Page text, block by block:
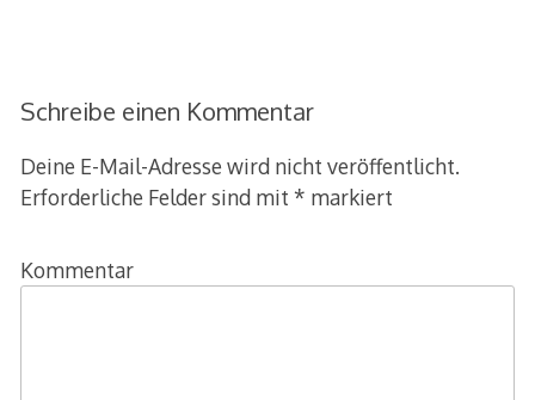
Schreibe einen Kommentar
Deine E-Mail-Adresse wird nicht veröffentlicht.
Erforderliche Felder sind mit * markiert
Kommentar